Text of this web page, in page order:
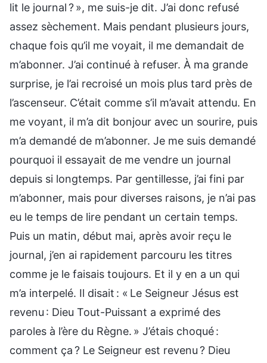
lit le journal ? », me suis-je dit. J’ai donc refusé
assez sèchement. Mais pendant plusieurs jours,
chaque fois qu’il me voyait, il me demandait de
m’abonner. J’ai continué à refuser. À ma grande
surprise, je l’ai recroisé un mois plus tard près de
l’ascenseur. C’était comme s’il m’avait attendu. En
me voyant, il m’a dit bonjour avec un sourire, puis
m’a demandé de m’abonner. Je me suis demandé
pourquoi il essayait de me vendre un journal
depuis si longtemps. Par gentillesse, j’ai fini par
m’abonner, mais pour diverses raisons, je n’ai pas
eu le temps de lire pendant un certain temps.
Puis un matin, début mai, après avoir reçu le
journal, j’en ai rapidement parcouru les titres
comme je le faisais toujours. Et il y en a un qui
m’a interpelé. Il disait : « Le Seigneur Jésus est
revenu : Dieu Tout-Puissant a exprimé des
paroles à l’ère du Règne. » J’étais choqué :
comment ça ? Le Seigneur est revenu ? Dieu